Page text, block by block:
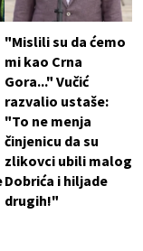
"Mislili su da ćemo
mi kao Crna
Gora..." Vučić
razvalio ustaše:
"To ne menja
činjenicu da su
zlikovci ubili malog
Dobrića i hiljade
drugih!"